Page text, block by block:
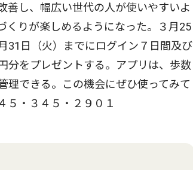
し、幅広い世代の人が使いやすいよ
くりが楽しめるようになった。３月25
31日（火）までにログイン７日間及び
分をプレゼントする。アプリは、歩数
理できる。この機会にぜひ使ってみて
５・３４５・２９０１